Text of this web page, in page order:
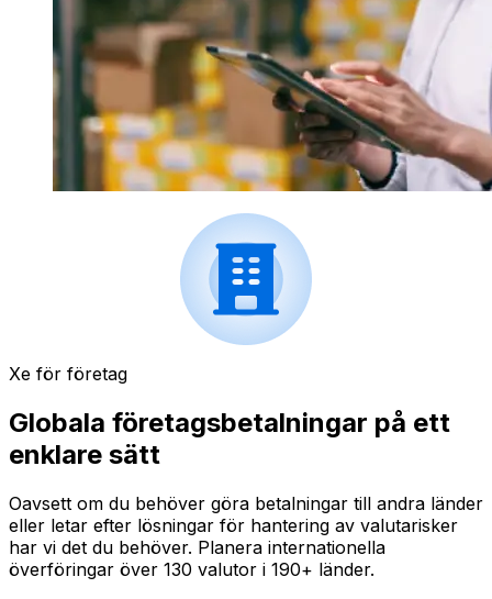
Xe för företag
Globala företagsbetalningar på ett
enklare sätt
Oavsett om du behöver göra betalningar till andra länder
eller letar efter lösningar för hantering av valutarisker
har vi det du behöver. Planera internationella
överföringar över 130 valutor i 190+ länder.